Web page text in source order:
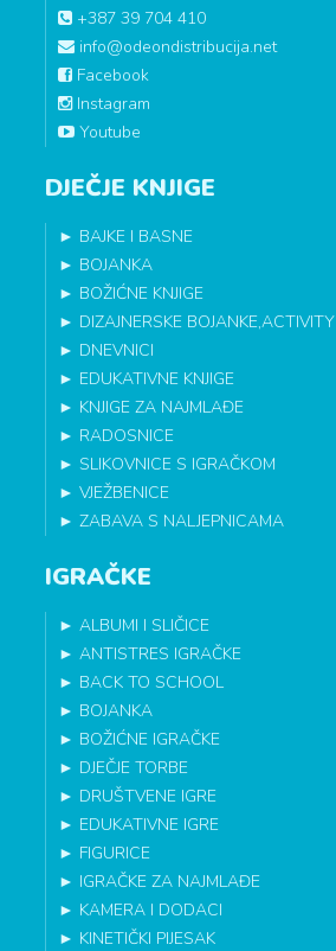
+387 39 704 410
info@odeondistribucija.net
Facebook
Instagram
Youtube
DJEČJE KNJIGE
► BAJKE I BASNE
► BOJANKA
► BOŽIĆNE KNJIGE
► DIZAJNERSKE BOJANKE,ACTIVITY
► DNEVNICI
► EDUKATIVNE KNJIGE
► KNJIGE ZA NAJMLAĐE
► RADOSNICE
►SLIKOVNICE S IGRAČKOM
►VJEŽBENICE
►ZABAVA S NALJEPNICAMA
IGRAČKE
►ALBUMI I SLIČICE
►ANTISTRES IGRAČKE
► BACK TO SCHOOL
► BOJANKA
► BOŽIĆNE IGRAČKE
► DJEČJE TORBE
► DRUŠTVENE IGRE
► EDUKATIVNE IGRE
► FIGURICE
► IGRAČKE ZA NAJMLAĐE
► KAMERA I DODACI
► KINETIČKI PIJESAK